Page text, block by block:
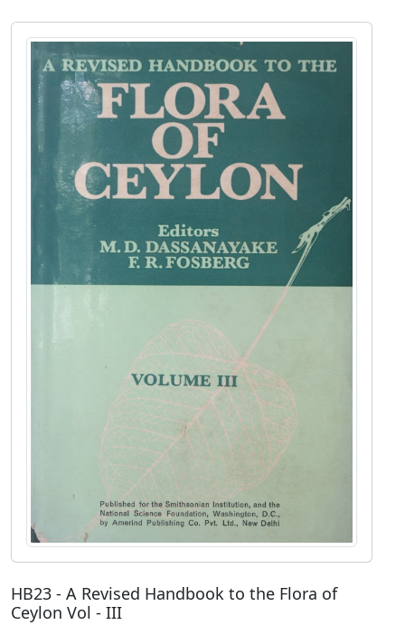
HB23 - A Revised Handbook to the Flora of
Ceylon Vol - III